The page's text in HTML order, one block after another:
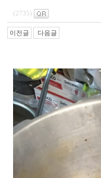
(2735)
이전글 다음글